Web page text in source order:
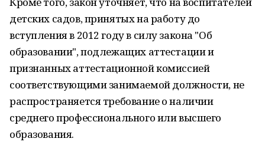
детских садов, принятых на работу до
вступления в 2012 году в силу закона "Об
образовании", подлежащих аттестации и
признанных аттестационной комиссией
соответствующими занимаемой должности, не
распространяется требование о наличии
среднего профессионального или высшего
образования.